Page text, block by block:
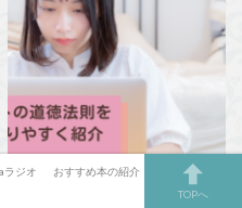
ラジオ
おすすめ本の紹介
TOPへ